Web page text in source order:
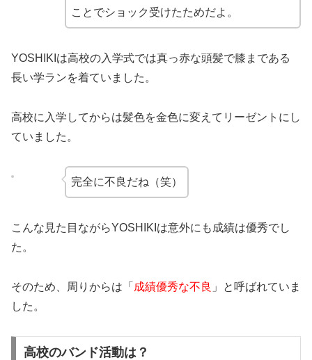
ことでショック受けたためだよ。
YOSHIKIは高校の入学式では真っ赤な頭髪で膝まである
長い学ランを着ていました。
高校に入学してからは髪色を金色に変えてリーゼントにし
ていました。
完全に不良だね（笑）
こんな見た目ながらYOSHIKIは意外にも成績は優秀でし
た。
そのため、周りからは「 成績優秀な不良 」と呼ばれていま
した。
高校のバンド活動は？